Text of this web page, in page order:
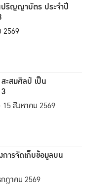
ริญญาบัตร ประจำปี
2569
ะสมศิลป์ เป็น
15 สิงหาคม 2569
การจัดเก็บข้อมูลบน
ฎาคม 2569